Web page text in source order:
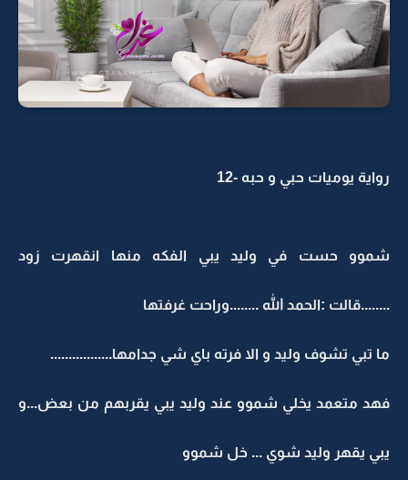
رواية يوميات حبي و حبه -12
شموو حست في وليد يبي الفكه منها انقهرت زود
........قالت :الحمد الله ........وراحت غرفتها
ما تبي تشوف وليد و الا فرته باي شي جدامها.................
فهد متعمد يخلي شموو عند وليد يبي يقربهم من بعض...و
يبي يقهر وليد شوي ... خل شموو